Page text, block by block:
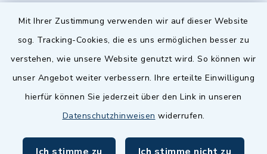
Mit Ihrer Zustimmung verwenden wir auf dieser Website
sog. Tracking-Cookies, die es uns ermöglichen besser zu
verstehen, wie unsere Website genutzt wird. So können wir
unser Angebot weiter verbessern. Ihre erteilte Einwilligung
hierfür können Sie jederzeit über den Link in unseren
Datenschutzhinweisen widerrufen.
Baupilot
Serviceportal Baden-Württemberg
Website in Leichter Sprache